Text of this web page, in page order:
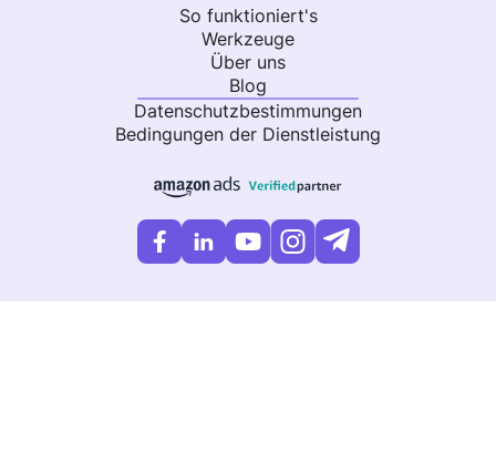
So funktioniert's
Werkzeuge
Über uns
Blog
Datenschutzbestimmungen
Bedingungen der Dienstleistung